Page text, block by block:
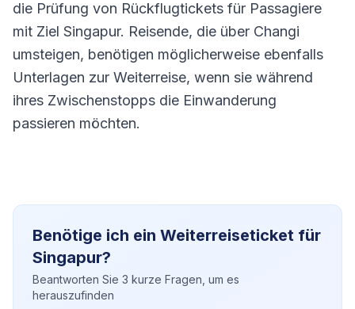
die Prüfung von Rückflugtickets für Passagiere
mit Ziel Singapur. Reisende, die über Changi
umsteigen, benötigen möglicherweise ebenfalls
Unterlagen zur Weiterreise, wenn sie während
ihres Zwischenstopps die Einwanderung
passieren möchten.
Benötige ich ein Weiterreiseticket für
Singapur?
Beantworten Sie 3 kurze Fragen, um es
herauszufinden